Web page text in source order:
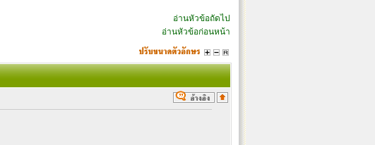
อ่านหัวข้อถัดไป
อ่านหัวข้อก่อนหน้า